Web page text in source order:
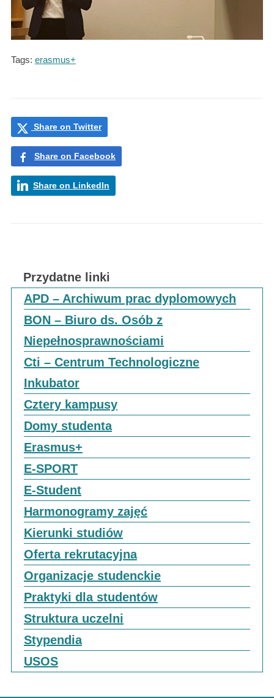
Tags: erasmus+
Share on Twitter
Share on Facebook
Share on LinkedIn
Przydatne linki
APD – Archiwum prac dyplomowych
BON – Biuro ds. Osób z
Niepełnosprawnościami
Cti – Centrum Technologiczne
Inkubator
Cztery kampusy
Domy studenta
Erasmus+
E-SPORT
E-Student
Harmonogramy zajęć
Kierunki studiów
Oferta rekrutacyjna
Organizacje studenckie
Praktyki dla studentów
Struktura uczelni
Stypendia
USOS